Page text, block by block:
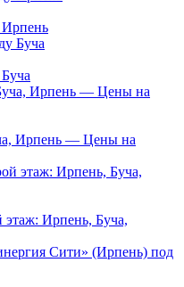
Ирпень
Ирпень — Цены на
этаж: Ирпень, Буча,